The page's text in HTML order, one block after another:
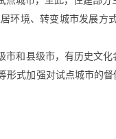
环境、转变城市发展
市和县级市，有历史文
式加强对试点城市的